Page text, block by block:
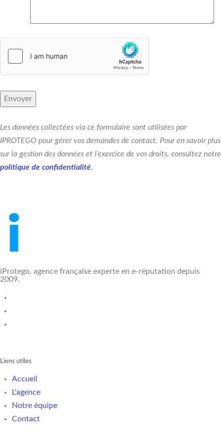
Les données collectées via ce formulaire sont utilisées par
IPROTEGO pour gérer vos demandes de contact. Pour en savoir plus
sur la gestion des données et l’exercice de vos droits, consultez notre
politique de confidentialité.
iProtego, agence française experte en e-réputation depuis
2009.
Liens utiles
Accueil
L'agence
Notre équipe
Contact